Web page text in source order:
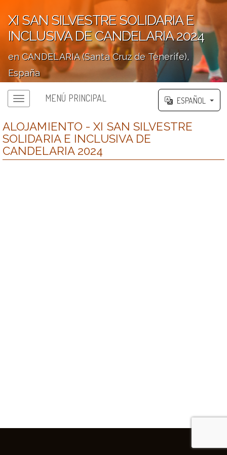
XI SAN SILVESTRE SOLIDARIA E
INCLUSIVA DE CANDELARIA 2024
en CANDELARIA (Santa Cruz de Tenerife),
España
MENÚ PRINCIPAL ESPAÑOL
ALOJAMIENTO - XI SAN SILVESTRE
SOLIDARIA E INCLUSIVA DE
CANDELARIA 2024